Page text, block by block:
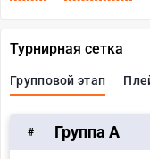
Турнирная сетка
Групповой этап
# Группа A